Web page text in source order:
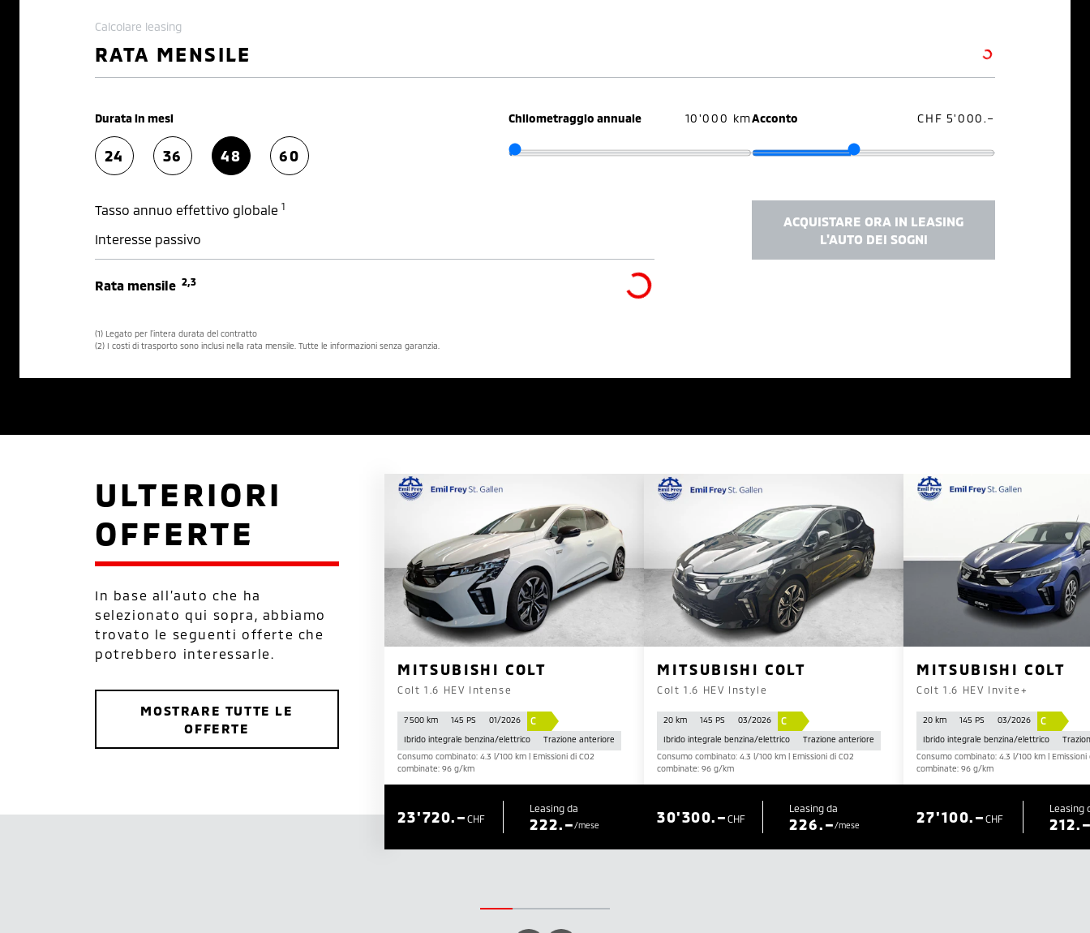
Calcolare leasing
RATA MENSILE
Durata in mesi
24 36 48 60
Chilometraggio annuale 10'000 kmAcconto CHF 5'000.–
Tasso annuo effettivo globale 1
Interesse passivo
Rata mensile 2,3
(1) Legato per l’intera durata del contratto
(2) I costi di trasporto sono inclusi nella rata mensile. Tutte le informazioni senza garanzia.
ACQUISTARE ORA IN LEASING
L'AUTO DEI SOGNI
ULTERIORI
OFFERTE
In base all’auto che ha
selezionato qui sopra, abbiamo
trovato le seguenti offerte che
potrebbero interessarle.
MOSTRARE TUTTE LE
OFFERTE
MITSUBISHI COLT
Colt 1.6 HEV Intense
7 500 km 145 PS 01/2026 C
Ibrido integrale benzina/elettrico
Trazione anteriore
Consumo combinato: 4.3 l/100 km | Emissioni di CO2
combinate: 96 g/km
CHF
23'720.– Leasing da
222.–/mese
MITSUBISHI COLT
Colt 1.6 HEV Instyle
20 km 145 PS 03/2026 C
Ibrido integrale benzina/elettrico
Trazione anteriore
Consumo combinato: 4.3 l/100 km | Emissioni di CO2
combinate: 96 g/km
CHF
30'300.– Leasing da
226.–/mese
MITSUBISHI COLT
Colt 1.6 HEV Invite+
20 km 145 PS 03/2026 C
Ibrido integrale benzina/elettrico
Consumo combinato: 4.3 l/100 km | Emissioni
combinate: 96 g/km
CHF
27'100.– Leasing